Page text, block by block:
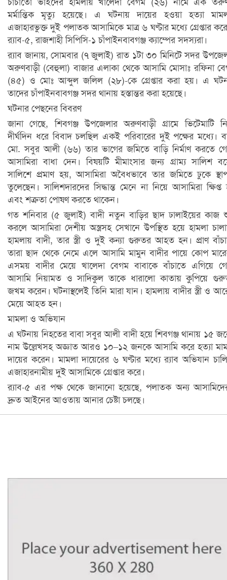
মর্মান্তিক মৃত্যু হয়েছে। এ ঘটনায় দায়ের হওয়া হত্যা
এজাহারভুক্ত দুই পলাতক আসামিকে মাত্র ৬ ঘণ্টার মধ্যে গ্রেপ্তার
র‌্যাব-৫, রাজশাহী সিপিসি-১ চাঁপাইনবাবগঞ্জ ক্যাম্পের সদস্যরা।
র‌্যাব জানায়, সোমবার (৭ জুলাই) রাত ১টা ৩০ মিনিটে সদর
অরুণবাড়ী (বেহুলা) বাজার এলাকা থেকে আসামি মোসাঃ রফিনা
(৪৫) ও মোঃ আব্দুল জলিল (২৮)-কে গ্রেপ্তার করা হয়। এ
তাদের চাঁপাইনবাবগঞ্জ সদর থানায় হস্তান্তর করা হয়েছে।
ঘটনার পেছনের বিবরণ
জানা গেছে, শিবগঞ্জ উপজেলার অরুণবাড়ী গ্রামে ভিটেমাটি
দীর্ঘদিন ধরে বিবাদ চলছিল একই পরিবারের দুই পক্ষের মধ্যে।
মো. সবুর আলী (৬৬) তার ভাগের জমিতে বাড়ি নির্মাণ করতে
আসামিরা বাধা দেন। বিষয়টি মীমাংসার জন্য গ্রাম্য সালিশ
সালিশে প্রমাণ হয়, আসামিরা অবৈধভাবে তার জমিতে ঢুকে
তুলেছেন। সালিশদারদের সিদ্ধান্ত মেনে না নিয়ে আসামিরা
এবং শত্রুতা পোষণ করতে থাকেন।
গত শনিবার (৫ জুলাই) বাদী নতুন বাড়ির ছাদ ঢালাইয়ের কাজ
করলে আসামিরা দেশীয় অস্ত্রসহ সেখানে উপস্থিত হয়ে হামলা
হামলায় বাদী, তার স্ত্রী ও দুই কন্যা গুরুতর আহত হন। প্রাণ
তারা ছাদ থেকে নেমে এলে আসামি মামুন বাদীর পায়ে কোপ
এসময় বাদীর মেয়ে খালেদা বেগম বাবাকে বাঁচাতে এগিয়ে
আসামি নিয়ামত ও সাদিকুল তাকে ধারালো কাতায় কুপিয়ে
জখম করেন। ঘটনাস্থলেই তিনি মারা যান। হামলায় বাদীর স্ত্রী ও
মেয়ে আহত হন।
মামলা ও অভিযান
এ ঘটনায় নিহতের বাবা সবুর আলী বাদী হয়ে শিবগঞ্জ থানায় ১৫
নাম উল্লেখসহ অজ্ঞাত আরও ১০–১২ জনকে আসামি করে হত্যা
দায়ের করেন। মামলা দায়েরের ৬ ঘণ্টার মধ্যে র‌্যাব অভিযান
এজাহারনামীয় দুই আসামিকে গ্রেপ্তার করে।
র‌্যাব-৫ এর পক্ষ থেকে জানানো হয়েছে, পলাতক অন্য
দ্রুত আইনের আওতায় আনার চেষ্টা চলছে।